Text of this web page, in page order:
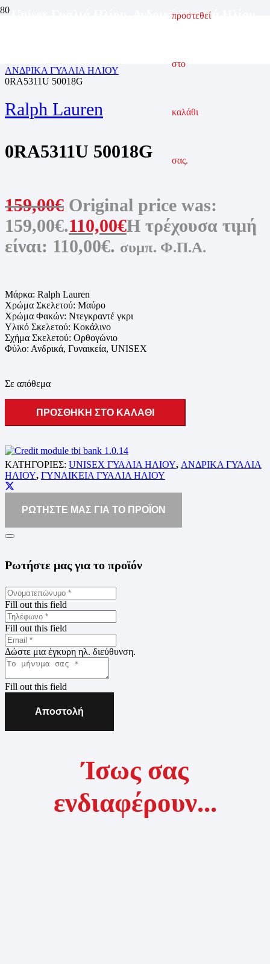
προστεθεί
στο
καλάθι
σας.
Ανδρικά Γυαλιά Ηλίου
ΑΝΔΡΙΚΆ ΓΥΑΛΙΆ ΗΛΊΟΥ
0RA5311U 50018G
Ralph Lauren
0RA5311U 50018G
159,00€ Original price was:
159,00€.110,00€Η τρέχουσα τιμή
είναι: 110,00€. συμπ. Φ.Π.Α.
Μάρκα: Ralph Lauren
Χρώμα Σκελετού: Μαύρο
Χρώμα Φακών: Ντεγκραντέ γκρι
Υλικό Σκελετού: Κοκάλινο
Σχήμα Σκελετού: Ορθογώνιο
Φύλο: Ανδρικά, Γυναικεία, UNISEX
Σε απόθεμα
ΠΡΟΣΘΉΚΗ ΣΤΟ ΚΑΛΆΘΙ
ΚΑΤΗΓΟΡΙΕΣ: UNISEX ΓΥΑΛΙΆ ΗΛΊΟΥ, ΑΝΔΡΙΚΆ ΓΥΑΛΙΆ
ΗΛΊΟΥ, ΓΥΝΑΙΚΕΊΑ ΓΥΑΛΙΆ ΗΛΊΟΥ
ΡΩΤΗΣΤΕ ΜΑΣ ΓΙΑ ΤΟ ΠΡΟΪΟΝ
Ρωτήστε μας για το προϊόν
Fill out this field
Fill out this field
Δώστε μια έγκυρη ηλ. διεύθυνση.
Fill out this field
Αποστολή
Ίσως σας
ενδιαφέρουν...